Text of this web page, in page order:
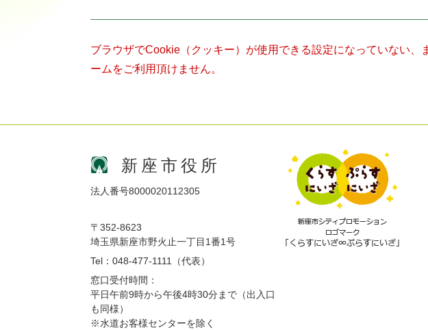
ブラウザでCookie（クッキー）が使用できる設定になっていない
ームをご利用頂けません。
新座市役所
法人番号8000020112305
〒352-8623
埼玉県新座市野火止一丁目1番1号
Tel：048-477-1111（代表）
窓口受付時間：
平日午前9時から午後4時30分まで（出入口
も同様）
※水道お客様センターを除く